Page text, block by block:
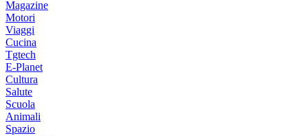
Magazine
Motori
Viaggi
Cucina
Tgtech
E-Planet
Cultura
Salute
Scuola
Animali
Spazio